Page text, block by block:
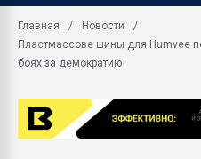
Главная
Новости
Пластмассове шины для Humvee
боях за демократию